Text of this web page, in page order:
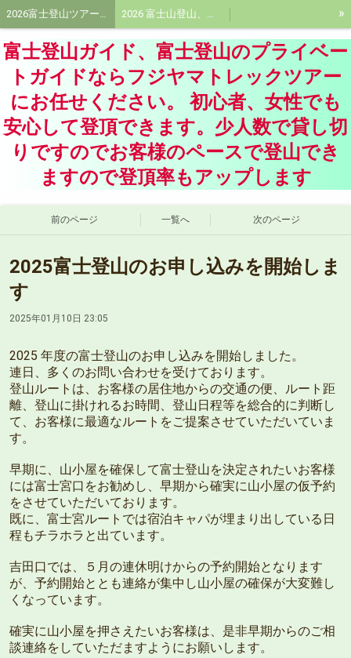
2026富士登山ツアー受付中!富士登山ツアー!プライベートガイドはフジヤマトレックツアーに 2026 富士山登山、富士登山ガイド料金、プライベート富士登山ガイド料金
青木ケ原樹海ネイチャーツアー、洞窟探険ツアー 、樹海エコツアーならフジヤマトレックツアーに 大菩薩嶺トレッキングツアー、大菩薩峠プライベートツアー
富士登山装備品、持ち物 活動記録 フジヤマトレックツアーガイド紹介、富士登山ガイド
会社概要 頂に想いをよせて
»
富士登山ガイド、富士登山のプライベー
トガイドならフジヤマトレックツアー
にお任せください。 初心者、女性でも
安心して登頂できます。少人数で貸し切
りですのでお客様のペースで登山でき
ますので登頂率もアップします
前のページ 一覧へ 次のページ
2025富士登山のお申し込みを開始しま
す
2025年01月10日 23:05
2025 年度の富士登山のお申し込みを開始しました。
連日、多くのお問い合わせを受けております。
登山ルートは、お客様の居住地からの交通の便、ルート距
離、登山に掛けれるお時間、登山日程等を総合的に判断し
て、お客様に最適なルートをご提案させていただいていま
す。
早期に、山小屋を確保して富士登山を決定されたいお客様
には富士宮口をお勧めし、早期から確実に山小屋の仮予約
をさせていただいております。
既に、富士宮ルートでは宿泊キャパが埋まり出している日
程もチラホラと出ています。
吉田口では、５月の連休明けからの予約開始となります
が、予約開始ととも連絡が集中し山小屋の確保が大変難し
くなっています。
確実に山小屋を押さえたいお客様は、是非早期からのご相
談連絡をしていただますようにお願いします。